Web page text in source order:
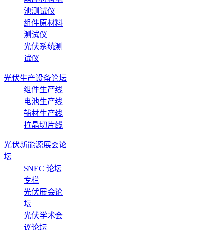
池测试仪
组件原材料
测试仪
光伏系统测
试仪
光伏生产设备论坛
组件生产线
电池生产线
辅材生产线
拉晶切片线
光伏新能源展会论
坛
SNEC 论坛
专栏
光伏展会论
坛
光伏学术会
议论坛